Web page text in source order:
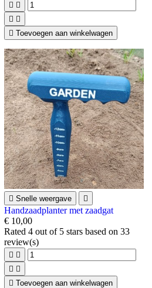
 
 
 Toevoegen aan winkelwagen
 Snelle weergave 
Handzaadplanter met zaadgat
€ 10,00
Rated 4out of 5 stars based on 33
review(s)
 
 
 Toevoegen aan winkelwagen